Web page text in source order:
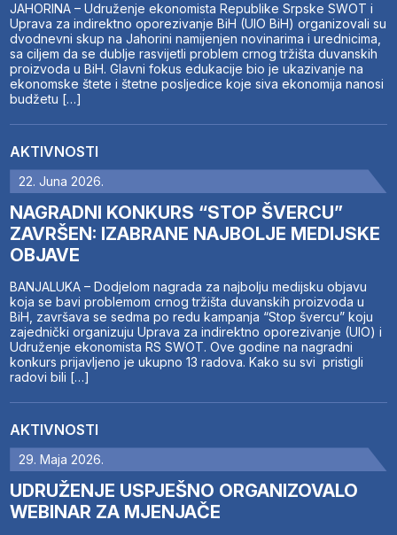
JAHORINA – Udruženje ekonomista Republike Srpske SWOT i
Uprava za indirektno oporezivanje BiH (UIO BiH) organizovali su
dvodnevni skup na Jahorini namijenjen novinarima i urednicima,
sa ciljem da se dublje rasvijetli problem crnog tržišta duvanskih
proizvoda u BiH. Glavni fokus edukacije bio je ukazivanje na
ekonomske štete i štetne posljedice koje siva ekonomija nanosi
budžetu […]
AKTIVNOSTI
22. Juna 2026.
NAGRADNI KONKURS “STOP ŠVERCU”
ZAVRŠEN: IZABRANE NAJBOLJE MEDIJSKE
OBJAVE
BANJALUKA – Dodjelom nagrada za najbolju medijsku objavu
koja se bavi problemom crnog tržišta duvanskih proizvoda u
BiH, završava se sedma po redu kampanja “Stop švercu” koju
zajednički organizuju Uprava za indirektno oporezivanje (UIO) i
Udruženje ekonomista RS SWOT. Ove godine na nagradni
konkurs prijavljeno je ukupno 13 radova. Kako su svi pristigli
radovi bili […]
AKTIVNOSTI
29. Maja 2026.
UDRUŽENJE USPJEŠNO ORGANIZOVALO
WEBINAR ZA MJENJAČE